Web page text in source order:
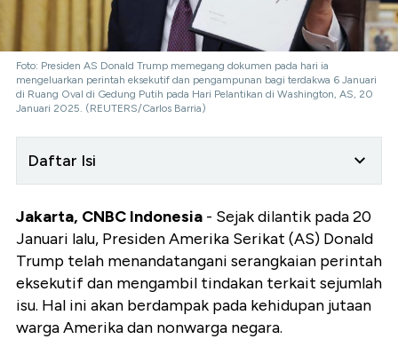
Foto: Presiden AS Donald Trump memegang dokumen pada hari ia
mengeluarkan perintah eksekutif dan pengampunan bagi terdakwa 6 Januari
di Ruang Oval di Gedung Putih pada Hari Pelantikan di Washington, AS, 20
Januari 2025. (REUTERS/Carlos Barria)
Daftar Isi
Jakarta, CNBC Indonesia - Sejak dilantik pada 20
Januari lalu, Presiden Amerika Serikat (AS) Donald
Trump telah menandatangani serangkaian perintah
eksekutif dan mengambil tindakan terkait sejumlah
isu. Hal ini akan berdampak pada kehidupan jutaan
warga Amerika dan nonwarga negara.